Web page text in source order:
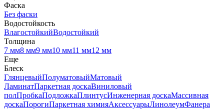
Фаска
Без фаски
Водостойкость
ВлагостойкийВодостойкий
Толщина
7 мм8 мм9 мм10 мм11 мм12 мм
Еще
Блеск
ГлянцевыйПолуматовыйМатовый
ЛаминатПаркетная доскаВиниловый
полПробкаПодложкаПлинтусИнженерная доскаМассивная
доскаПорогиПаркетная химияАксессуарыЛинолеумФанера